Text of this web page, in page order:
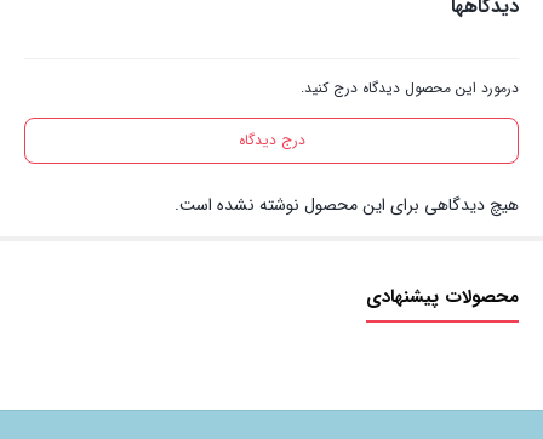
دیدگاهها
درمورد این محصول دیدگاه درج کنید.
درج دیدگاه
هیچ دیدگاهی برای این محصول نوشته نشده است.
محصولات پیشنهادی